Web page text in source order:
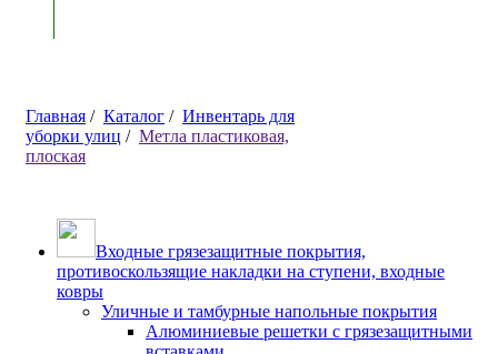
Главная / Каталог / Инвентарь для
уборки улиц / Метла пластиковая,
плоская
Входные грязезащитные покрытия,
противоскользящие накладки на ступени, входные
ковры
Уличные и тамбурные напольные покрытия
Алюминиевые решетки с грязезащитными